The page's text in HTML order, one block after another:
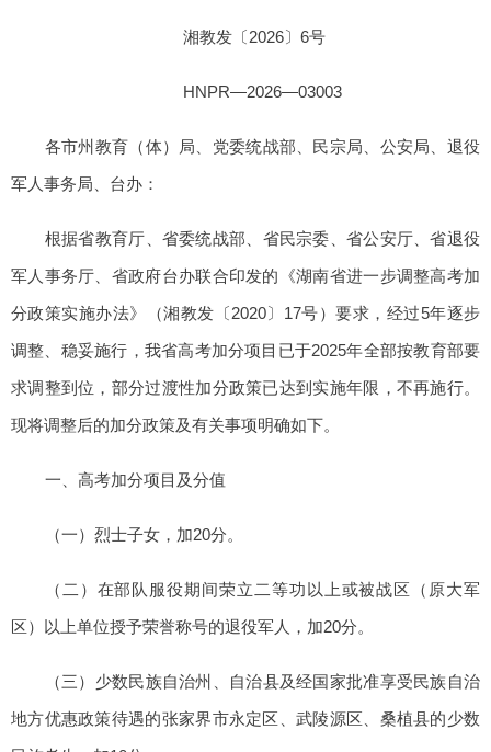
湘教发〔2026〕6号
HNPR—2026—03003
各市州教育（体）局、党委统战部、民宗局、公安局、退役
军人事务局、台办：
根据省教育厅、省委统战部、省民宗委、省公安厅、省退役
军人事务厅、省政府台办联合印发的《湖南省进一步调整高考加
分政策实施办法》（湘教发〔2020〕17号）要求，经过5年逐步
调整、稳妥施行，我省高考加分项目已于2025年全部按教育部要
求调整到位，部分过渡性加分政策已达到实施年限，不再施行。
现将调整后的加分政策及有关事项明确如下。
一、高考加分项目及分值
（一）烈士子女，加20分。
（二）在部队服役期间荣立二等功以上或被战区（原大军
区）以上单位授予荣誉称号的退役军人，加20分。
（三）少数民族自治州、自治县及经国家批准享受民族自治
地方优惠政策待遇的张家界市永定区、武陵源区、桑植县的少数